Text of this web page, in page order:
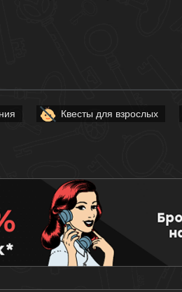
Квесты для взрослых